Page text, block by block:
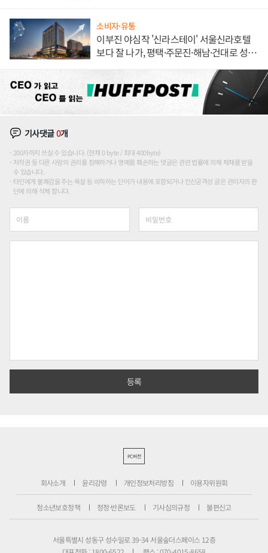
소비자·유통
이부진 야심작 '신라스테이' 서울신라호텔
보다 잘 나가, 평택·주문진·해남·건대로 성
기사댓글0개
200자까지 쓰실 수 있습니다. (현재 0 byte / 최대 400byte)
저작권 등 다른 사람의 권리를 침해하거나 명예를 훼손하는 댓글은 관련 법률에 의해 제재를 받을
수 있습니다.
타인에게 불쾌감을 주는 욕설 등 비하하는 단어가 내용에 포함되거나 인신공격성 글은 관리자의 판
단에 의해 삭제 합니다.
PC버전
회사소개 윤리강령 개인정보처리방침 이용자위원회
청소년보호정책 정정·반론보도 기사심의규정 불편신고
서울특별시 성동구 성수일로 39-34 서울숲더스페이스 12층